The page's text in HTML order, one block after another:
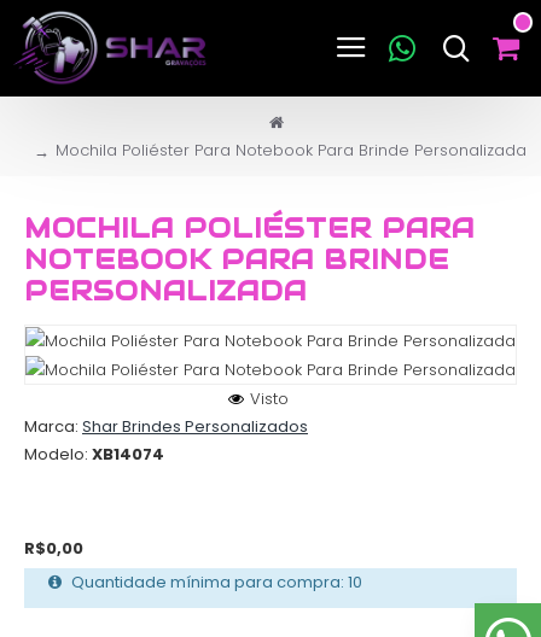
Mochila Poliéster Para Notebook Para Brinde Personalizada
MOCHILA POLIÉSTER PARA
NOTEBOOK PARA BRINDE
PERSONALIZADA
Marca: Shar Brindes Personalizados
Modelo: XB14074
Visto
R$0,00
Quantidade mínima para compra: 10